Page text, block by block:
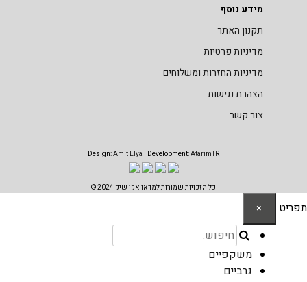
מידע נוסף
תקנון האתר
מדיניות פרטיות
מדיניות החזרות ומשלוחים
הצהרת נגישות
צור קשר
Design:Amit Elya | Development:AtarimTR
כל הזכויות שמורות למדאו אקו שיק 2024 ©
תפריט ×
משקפיים
גרביים